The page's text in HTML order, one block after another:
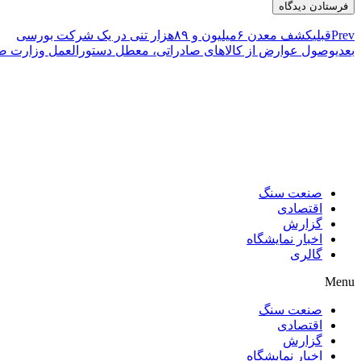
Prevقبلیکشف معدن ۶میلیون و ۸۹هزار تنی در یک شرکت بورسی
بعدیوصول عوارض از کالاهای صادراتی، معطل دستورالعمل
صنعت سنگ
اقتصادی
گزارش
اخبار نمایشگاه
گالری
Menu
صنعت سنگ
اقتصادی
گزارش
اخبار نمایشگاه